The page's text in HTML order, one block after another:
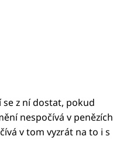
se z ní dostat, pokud
nespočívá v penězích
v tom vyzrát na to i s